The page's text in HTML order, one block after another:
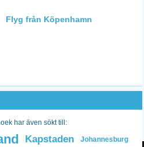
Flyg från Köpenhamn
har även sökt till:
Kapstaden Johannesburg